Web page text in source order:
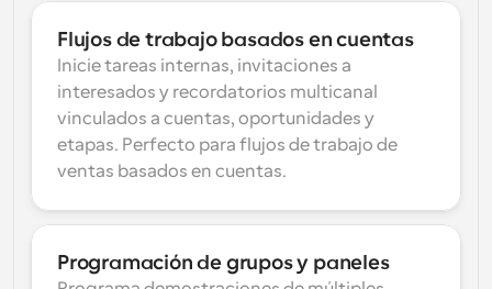
Flujos de trabajo basados en cuentas
Inicie tareas internas, invitaciones a
interesados y recordatorios multicanal
vinculados a cuentas, oportunidades y
etapas. Perfecto para flujos de trabajo de
ventas basados en cuentas.
Programación de grupos y paneles